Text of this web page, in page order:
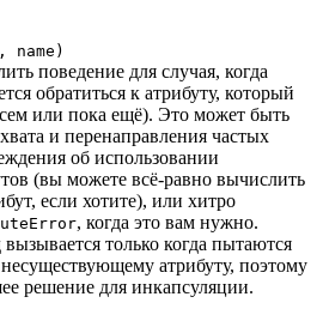
name)
поведение для случая, когда
обратиться к атрибуту, который
или пока ещё). Это может быть
и перенаправления частых
об использовании
(вы можете всё-равно вычислить
если хотите), или хитро
, когда это вам нужно.
только когда пытаются
атрибуту, поэтому
решение для инкапсуляции.